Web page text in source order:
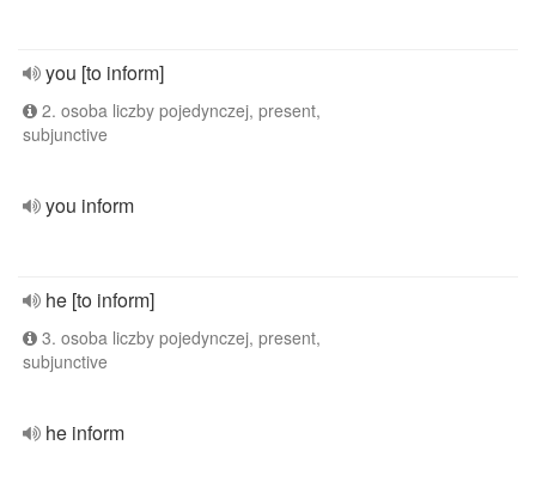
you [to inform]
2. osoba liczby pojedynczej, present,
subjunctive
you inform
he [to inform]
3. osoba liczby pojedynczej, present,
subjunctive
he inform